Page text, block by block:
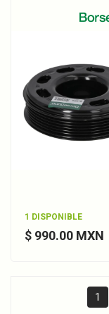
1 DISPONIBLE
$ 990.00 MXN
1